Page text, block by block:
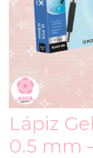
Lápiz
0.5 mm